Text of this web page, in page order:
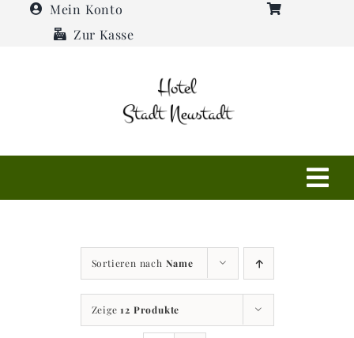
Mein Konto
Zur Kasse
Restaurant
Sortieren nach Name
Zeige12 Produkte